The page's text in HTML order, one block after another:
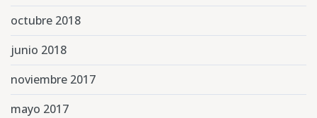
octubre 2018
junio 2018
noviembre 2017
mayo 2017